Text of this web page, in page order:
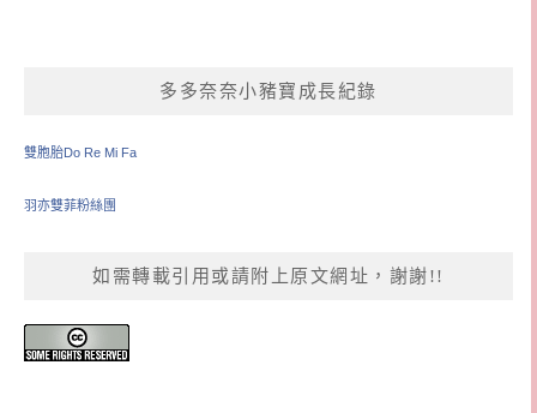
多多奈奈小豬寶成長紀錄
雙胞胎Do Re Mi Fa
羽亦雙菲粉絲團
如需轉載引用或請附上原文網址，謝謝!!